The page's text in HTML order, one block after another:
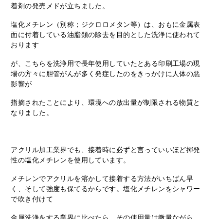
着剤の発売メドが立ちました。
塩化メチレン（別称；ジクロロメタン等）は、おもに金属表
面に付着している油脂類の除去を目的とした洗浄に使われて
おります
が、こちらを洗浄用で長年使用していたとある印刷工場の現
場の方々に胆管がんが多く発症したのをきっかけに人体の悪
影響が
指摘されたことにより、環境への放出量が制限される物質と
なりました。
アクリル加工業界でも、接着時に必ずと言っていいほど揮発
性の塩化メチレンを使用しています。
メチレンでアクリルを溶かして接着する方法がいちばん早
く、そして強度も保てるからです。塩化メチレンをシャワー
で吹き付けて